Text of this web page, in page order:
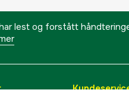
lest og forstått